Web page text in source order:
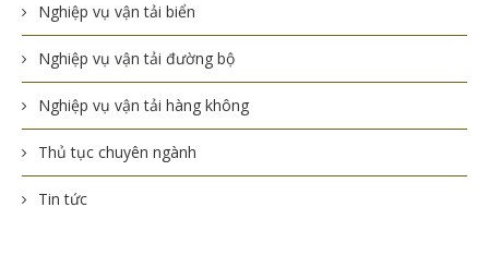
Nghiệp vụ vận tải biển
Nghiệp vụ vận tải đường bộ
Nghiệp vụ vận tải hàng không
Thủ tục chuyên ngành
Tin tức